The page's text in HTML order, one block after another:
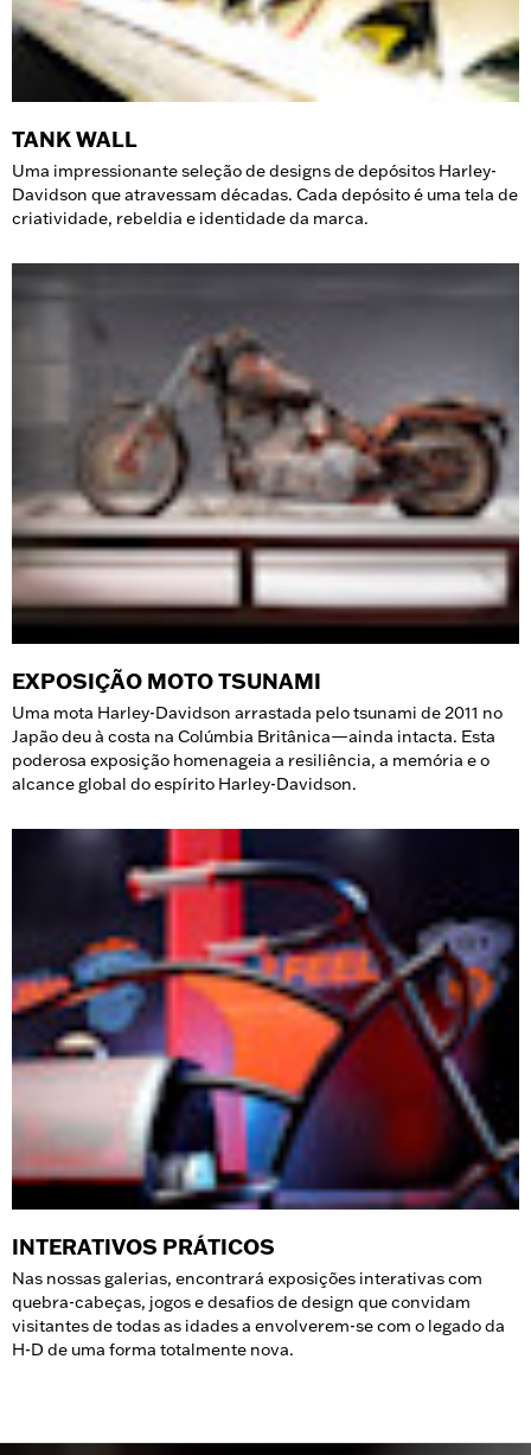
TANK WALL
Uma impressionante seleção de designs de depósitos Harley-
Davidson que atravessam décadas. Cada depósito é uma tela de
criatividade, rebeldia e identidade da marca.
EXPOSIÇÃO MOTO TSUNAMI
Uma mota Harley-Davidson arrastada pelo tsunami de 2011 no
Japão deu à costa na Colúmbia Britânica—ainda intacta. Esta
poderosa exposição homenageia a resiliência, a memória e o
alcance global do espírito Harley-Davidson.
INTERATIVOS PRÁTICOS
Nas nossas galerias, encontrará exposições interativas com
quebra-cabeças, jogos e desafios de design que convidam
visitantes de todas as idades a envolverem-se com o legado da
H-D de uma forma totalmente nova.